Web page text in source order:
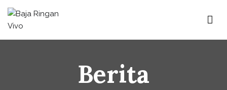
Baja Ringan Vivo
Website Baja Ringan Vivo
Berita